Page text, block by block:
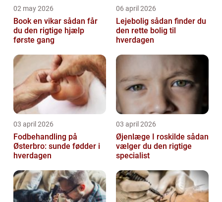
02 may 2026
Book en vikar sådan får
du den rigtige hjælp
første gang
06 april 2026
Lejebolig sådan finder du
den rette bolig til
hverdagen
03 april 2026
Fodbehandling på
Østerbro: sunde fødder i
hverdagen
03 april 2026
Øjenlæge I roskilde sådan
vælger du den rigtige
specialist